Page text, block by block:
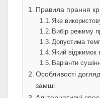
Правила прання
Яке
Вибір режиму
Допустима
Який віджимок
Варіанти
Особливості
замші